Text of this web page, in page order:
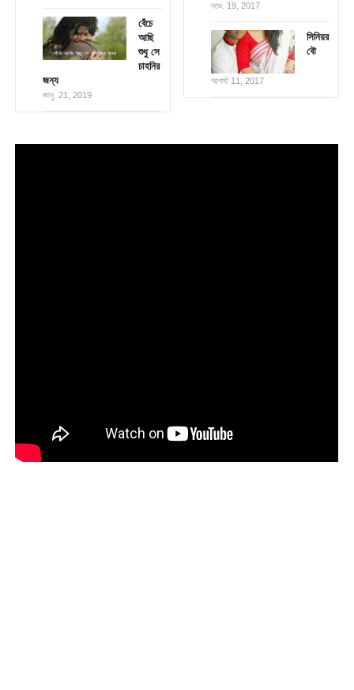
বেঁচে
আছি
শুধু সে
চাহনির
জন্য
জানু. 21, 2019
নভে. 19, 2017
সিনিয়র
বৌ
আগস্ট 11, 2017